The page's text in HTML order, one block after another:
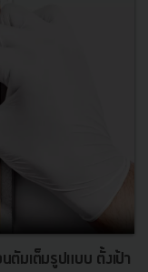
มเต็มรูปแบบ ตั้งเป้า